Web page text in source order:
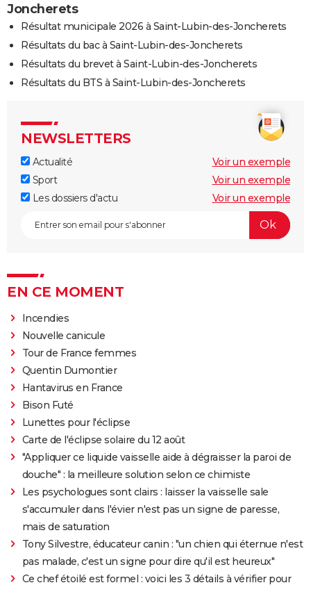
Joncherets
Résultat municipale 2026 à Saint-Lubin-des-Joncherets
Résultats du bac à Saint-Lubin-des-Joncherets
Résultats du brevet à Saint-Lubin-des-Joncherets
Résultats du BTS à Saint-Lubin-des-Joncherets
NEWSLETTERS
Actualité
Voir un exemple
Sport
Voir un exemple
Les dossiers d'actu
Voir un exemple
EN CE MOMENT
Incendies
Nouvelle canicule
Tour de France femmes
Quentin Dumontier
Hantavirus en France
Bison Futé
Lunettes pour l'éclipse
Carte de l'éclipse solaire du 12 août
"Appliquer ce liquide vaisselle aide à dégraisser la paroi de
douche" : la meilleure solution selon ce chimiste
Les psychologues sont clairs : laisser la vaisselle sale
s'accumuler dans l'évier n'est pas un signe de paresse,
mais de saturation
Tony Silvestre, éducateur canin : "un chien qui éternue n'est
pas malade, c'est un signe pour dire qu'il est heureux"
Ce chef étoilé est formel : voici les 3 détails à vérifier pour